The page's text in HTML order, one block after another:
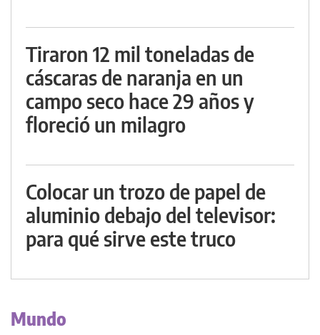
Tiraron 12 mil toneladas de
cáscaras de naranja en un
campo seco hace 29 años y
floreció un milagro
Colocar un trozo de papel de
aluminio debajo del televisor:
para qué sirve este truco
Mundo